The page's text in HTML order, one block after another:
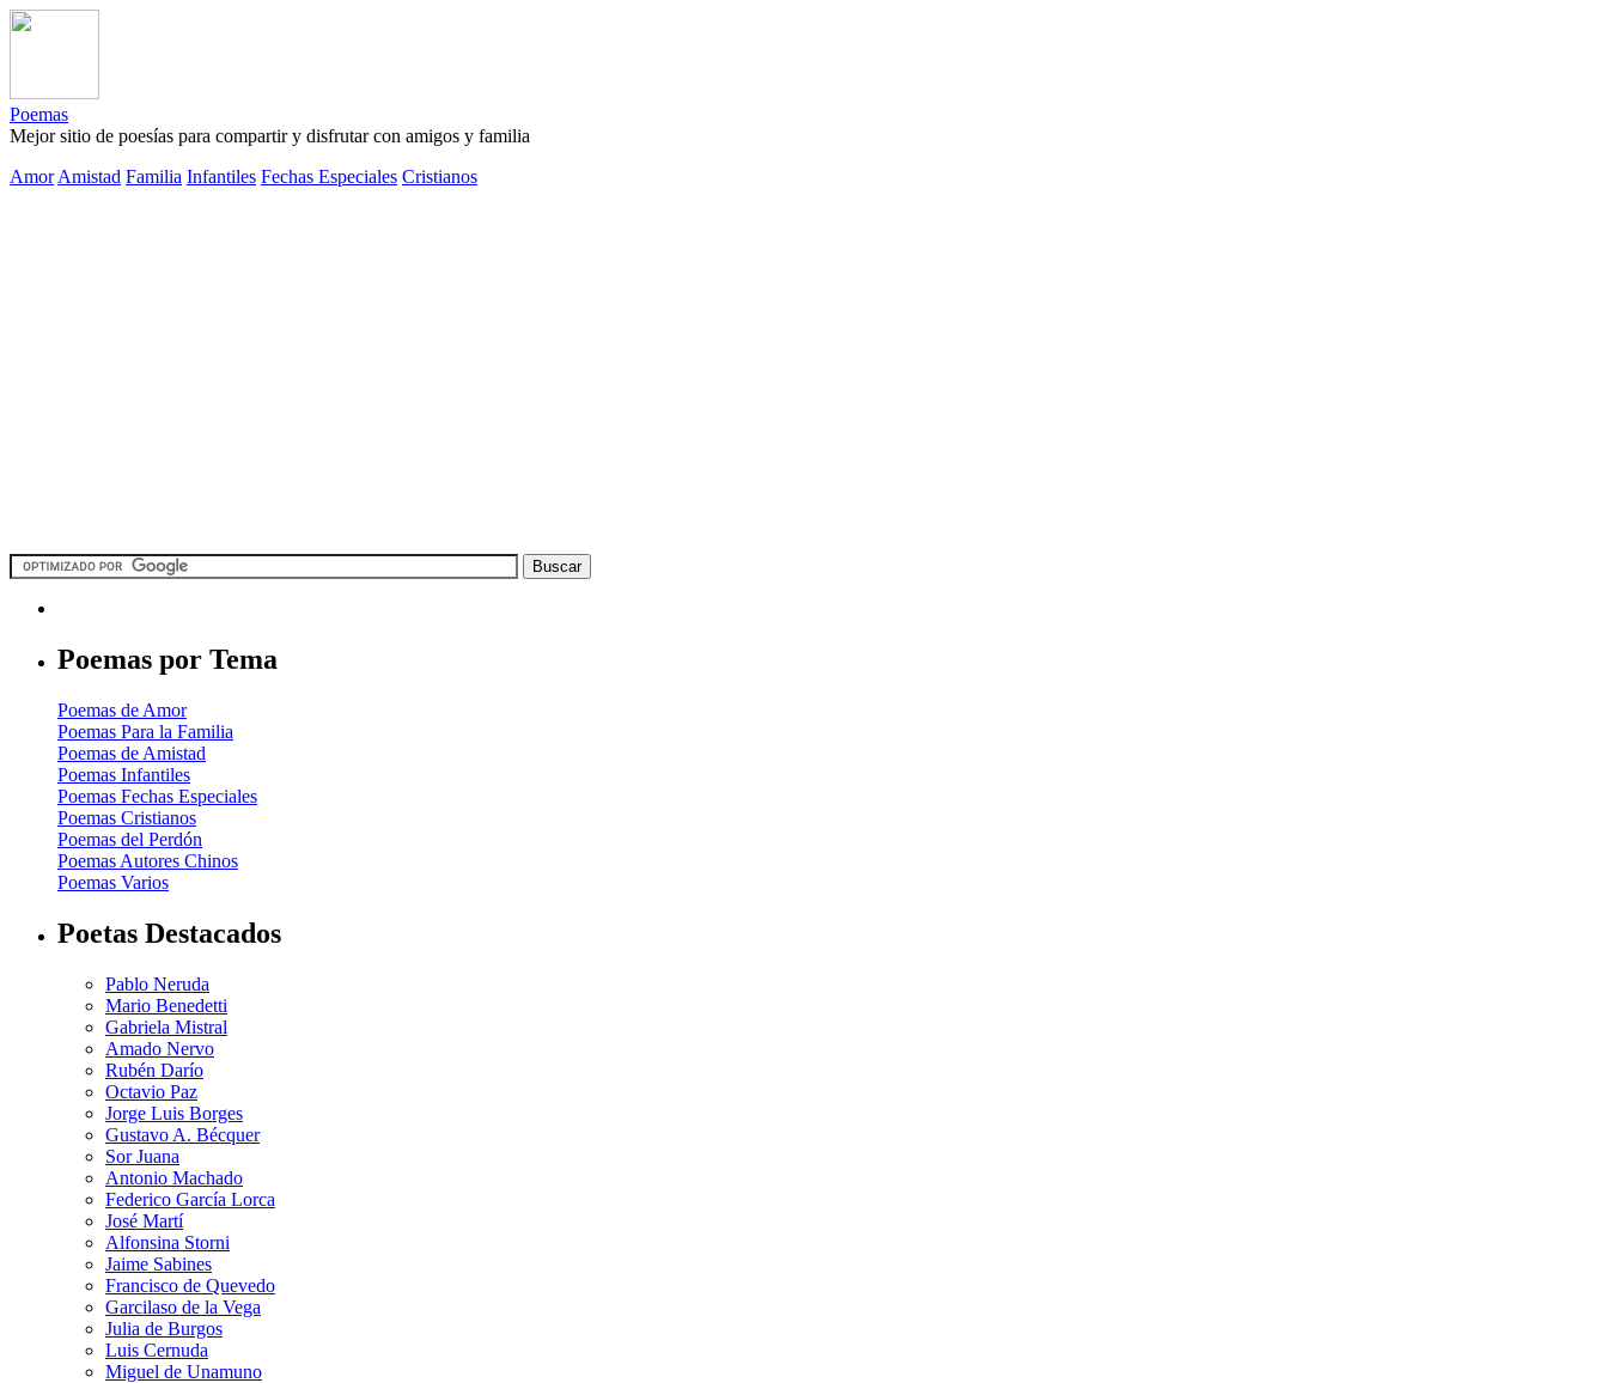
Poemas
Mejor sitio de poesías para compartir y disfrutar con amigos y familia
Amor Amistad Familia Infantiles Fechas Especiales Cristianos
Poemas por Tema
Poemas de Amor
Poemas Para la Familia
Poemas de Amistad
Poemas Infantiles
Poemas Fechas Especiales
Poemas Cristianos
Poemas del Perdón
Poemas Autores Chinos
Poemas Varios
Poetas Destacados
Pablo Neruda
Mario Benedetti
Gabriela Mistral
Amado Nervo
Rubén Darío
Octavio Paz
Jorge Luis Borges
Gustavo A. Bécquer
Sor Juana
Antonio Machado
Federico García Lorca
José Martí
Alfonsina Storni
Jaime Sabines
Francisco de Quevedo
Garcilaso de la Vega
Julia de Burgos
Luis Cernuda
Miguel de Unamuno